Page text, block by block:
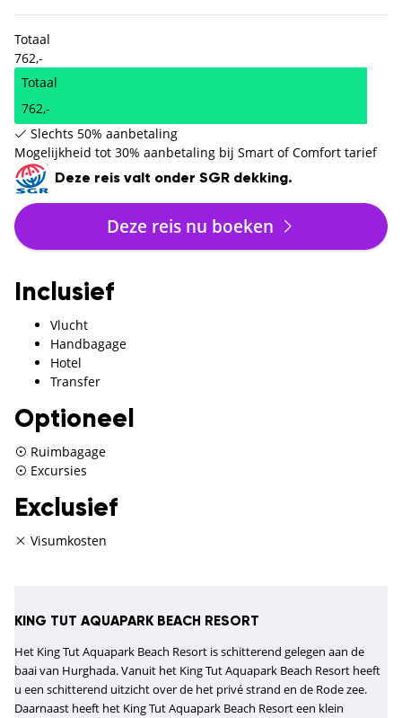
Totaal
762,-
Totaal
762,-
Slechts 50% aanbetaling
Mogelijkheid tot 30% aanbetaling bij Smart of Comfort tarief
Deze reis valt onder SGR dekking.
Deze reis nu boeken
Inclusief
Vlucht
Handbagage
Hotel
Transfer
Optioneel
Ruimbagage
Excursies
Exclusief
Visumkosten
KING TUT AQUAPARK BEACH RESORT
Het King Tut Aquapark Beach Resort is schitterend gelegen aan de
baai van Hurghada. Vanuit het King Tut Aquapark Beach Resort heeft
u een schitterend uitzicht over de het privé strand en de Rode zee.
Daarnaast heeft het King Tut Aquapark Beach Resort een klein